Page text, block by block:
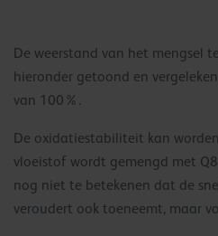
De weerstand van het mengsel
hieronder getoond en
van 100%.
De oxidatiestabiliteit kan
vloeistof wordt gemengd met
nog niet te betekenen dat de
veroudert ook toeneemt, maar